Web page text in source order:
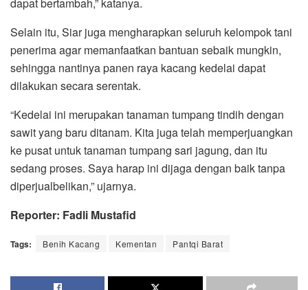
Selain itu, Siar juga mengharapkan seluruh kelompok tani
penerima agar memanfaatkan bantuan sebaik mungkin,
sehingga nantinya panen raya kacang kedelai dapat
dilakukan secara serentak.
“Kedelai ini merupakan tanaman tumpang tindih dengan
sawit yang baru ditanam. Kita juga telah memperjuangkan
ke pusat untuk tanaman tumpang sari jagung, dan itu
sedang proses. Saya harap ini dijaga dengan baik tanpa
diperjualbelikan,” ujarnya.
Reporter: Fadli Mustafid
Tags: Benih Kacang Kementan Pantqi Barat